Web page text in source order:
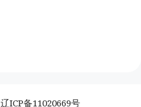
辽ICP备11020669号